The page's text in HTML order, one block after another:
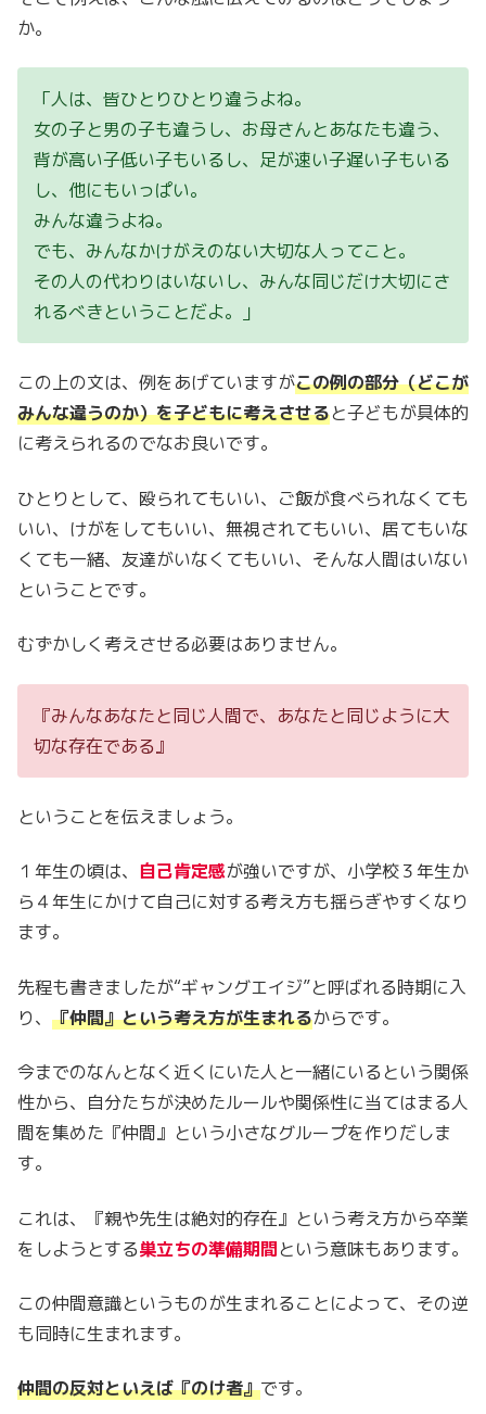
か。
「人は、皆ひとりひとり違うよね。
女の子と男の子も違うし、お母さんとあなたも違う、
背が高い子低い子もいるし、足が速い子遅い子もいる
し、他にもいっぱい。
みんな違うよね。
でも、みんなかけがえのない大切な人ってこと。
その人の代わりはいないし、みんな同じだけ大切にさ
れるべきということだよ。」
この上の文は、例をあげていますがこの例の部分（どこが
みんな違うのか）を子どもに考えさせると子どもが具体的
に考えられるのでなお良いです。
ひとりとして、殴られてもいい、ご飯が食べられなくても
いい、けがをしてもいい、無視されてもいい、居てもいな
くても一緒、友達がいなくてもいい、そんな人間はいない
ということです。
むずかしく考えさせる必要はありません。
『みんなあなたと同じ人間で、あなたと同じように大
切な存在である』
ということを伝えましょう。
１年生の頃は、 自己肯定感が強いですが、小学校３年生か
ら４年生にかけて自己に対する考え方も揺らぎやすくなり
ます。
先程も書きましたが“ギャングエイジ”と呼ばれる時期に入
り、 『仲間』という考え方が生まれるからです。
今までのなんとなく近くにいた人と一緒にいるという関係
性から、自分たちが決めたルールや関係性に当てはまる人
間を集めた『仲間』という小さなグループを作りだしま
す。
これは、『親や先生は絶対的存在』という考え方から卒業
をしようとする巣立ちの準備期間という意味もあります。
この仲間意識というものが生まれることによって、その逆
も同時に生まれます。
仲間の反対といえば『のけ者』です。